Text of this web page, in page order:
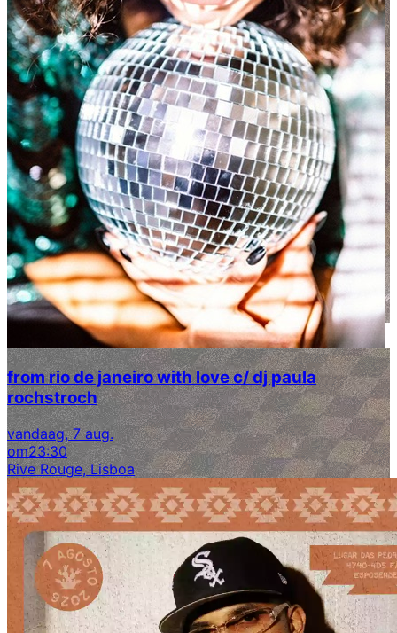
from rio de janeiro with love c/ dj paula
rochstroch
vandaag, 7 aug.
om23:30
Rive Rouge, Lisboa